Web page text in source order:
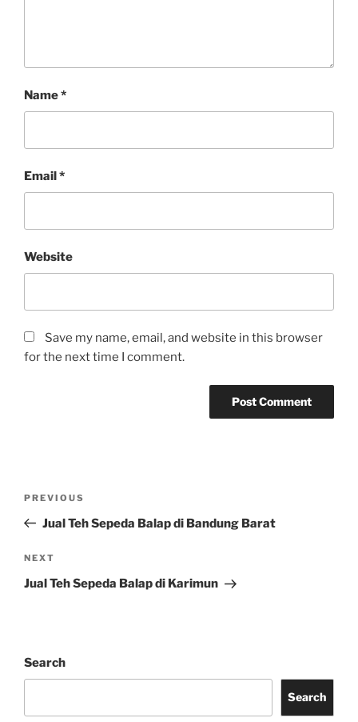
Name*
Email*
Website
Save my name, email, and website in this browser
for the next time I comment.
Previous
Post
PREVIOUS
Jual Teh Sepeda Balap di Bandung Barat
Next
Post
NEXT
Jual Teh Sepeda Balap di Karimun
Search
Search